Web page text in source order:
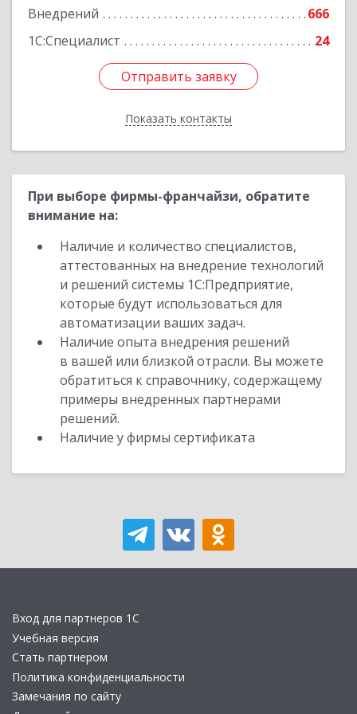
Внедрений
666
1С:Специалист
24
Отправить заявку
Показать контакты
Подробнее
Отправить заявку
Назад
При выборе фирмы-франчайзи, обратите
внимание на:
Наличие и количество специалистов,
аттестованных на внедрение технологий
и решений системы 1С:Предприятие,
которые будут использоваться для
автоматизации ваших задач.
Наличие опыта внедрения решений
в вашей или близкой отрасли. Вы можете
обратиться к справочнику, содержащему
примеры внедренных партнерами
решений.
Наличие у фирмы сертификата
Вход для партнеров 1С
Учебная версия
Стать партнером
Политика конфиденциальности
Замечания по сайту